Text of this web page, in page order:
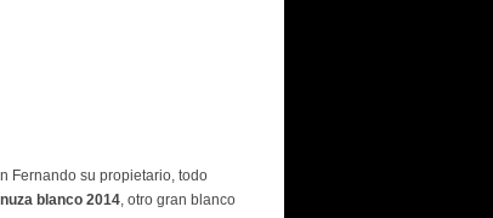
Fernando su propietario, todo
blanco 2014, otro gran blanco